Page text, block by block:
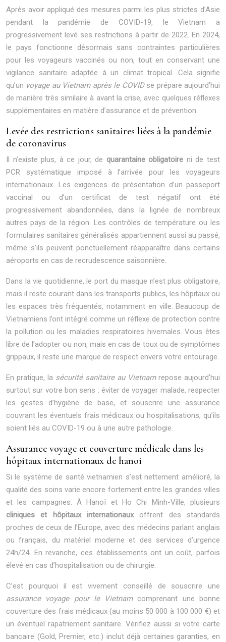
Après avoir appliqué des mesures parmi les plus strictes d’Asie
pendant la pandémie de COVID-19, le Vietnam a
progressivement levé ses restrictions à partir de 2022. En 2024,
le pays fonctionne désormais sans contraintes particulières
pour les voyageurs vaccinés ou non, tout en conservant une
vigilance sanitaire adaptée à un climat tropical. Cela signifie
qu’un voyage au Vietnam après le COVIDse prépare aujourd’hui
de manière très similaire à avant la crise, avec quelques réflexes
supplémentaires en matière d’assurance et de prévention.
Levée des restrictions sanitaires liées à la pandémie
de coronavirus
Il n’existe plus, à ce jour, de quarantaine obligatoire ni de test
PCR systématique imposé à l’arrivée pour les voyageurs
internationaux. Les exigences de présentation d’un passeport
vaccinal ou d’un certificat de test négatif ont été
progressivement abandonnées, dans la lignée de nombreux
autres pays de la région. Les contrôles de température ou les
formulaires sanitaires généralisés appartiennent aussi au passé,
même s’ils peuvent ponctuellement réapparaître dans certains
aéroports en cas de recrudescence saisonnière.
Dans la vie quotidienne, le port du masque n’est plus obligatoire,
mais il reste courant dans les transports publics, les hôpitaux ou
les espaces très fréquentés, notamment en ville. Beaucoup de
Vietnamiens l’ont intégré comme un réflexe de protection contre
la pollution ou les maladies respiratoires hivernales. Vous êtes
libre de l’adopter ou non, mais en cas de toux ou de symptômes
grippaux, il reste une marque de respect envers votre entourage.
En pratique, la sécurité sanitaire au Vietnamrepose aujourd’hui
surtout sur votre bon sens : éviter de voyager malade, respecter
les gestes d’hygiène de base, et souscrire une assurance
couvrant les éventuels frais médicaux ou hospitalisations, qu’ils
soient liés au COVID-19 ou à une autre pathologie.
Assurance voyage et couverture médicale dans les
hôpitaux internationaux de hanoi
Si le système de santé vietnamien s’est nettement amélioré, la
qualité des soins varie encore fortement entre les grandes villes
et les campagnes. À Hanoï et Ho Chi Minh-Ville, plusieurs
cliniques et hôpitaux internationauxoffrent des standards
proches de ceux de l’Europe, avec des médecins parlant anglais
ou français, du matériel moderne et des services d’urgence
24h/24. En revanche, ces établissements ont un coût, parfois
élevé en cas d’hospitalisation ou de chirurgie.
C’est pourquoi il est vivement conseillé de souscrire une
assurance voyage pour le Vietnamcomprenant une bonne
couverture des frais médicaux (au moins 50 000 à 100 000 €) et
un éventuel rapatriement sanitaire. Vérifiez aussi si votre carte
bancaire (Gold, Premier, etc.) inclut déjà certaines garanties, en